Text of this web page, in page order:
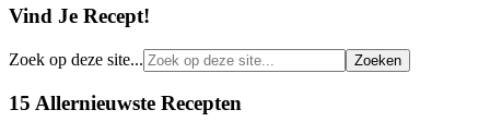
Vind Je Recept!
Zoek op deze site...
15 Allernieuwste Recepten